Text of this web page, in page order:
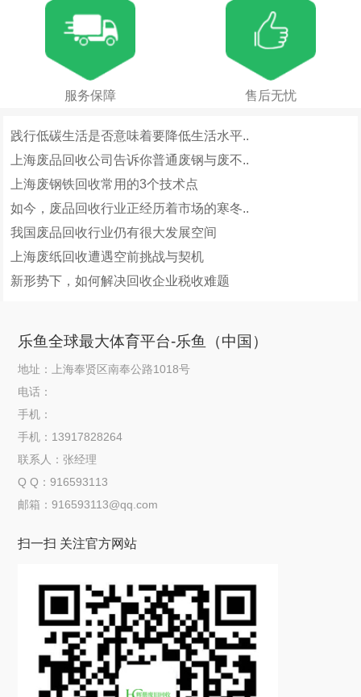
服务保障 售后无忧
践行低碳生活是否意味着要降低生活水平..
上海废品回收公司告诉你普通废钢与废不..
上海废钢铁回收常用的3个技术点
如今，废品回收行业正经历着市场的寒冬..
我国废品回收行业仍有很大发展空间
上海废纸回收遭遇空前挑战与契机
新形势下，如何解决回收企业税收难题
乐鱼全球最大体育平台-乐鱼（中国）
地址：上海奉贤区南奉公路1018号
电话：
手机：
手机：13917828264
联系人：张经理
Q Q：916593113
邮箱：916593113@qq.com
扫一扫 关注官方网站